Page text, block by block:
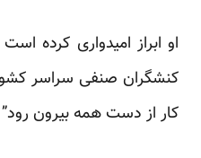
او ابراز امیدواری کرده
کنشگران صنفی سراسر
کار از دست همه بیرون